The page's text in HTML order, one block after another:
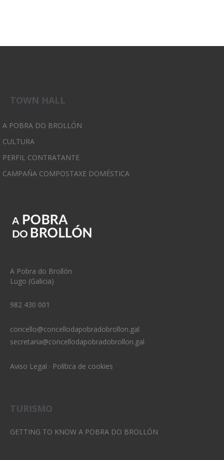
TOWN HALL
A POBRA DO BROLLÓN
CULTURA
PERFIL CONTRATANTE
CAMPAÑA COMPOSTAXE DOMÉSTICA
A Pobra do Brollón
Lugo (Galicia)
982 430 001
concello@concellodapobradobrollon.gal
secretaria@concellodapobradobrollon.gal
Aviso Legal · Política de cookies
TURISMO
GETTING TO KNOW A POBRA DO BROLLÓN